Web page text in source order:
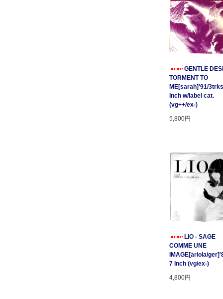
GENTLE
TORMENT TO
ME[sarah]'91/
Inch w/label cat.
(vg++/ex-)
5,800円
LIO - SAGE
COMME UNE
IMAGE[ariola/
7 Inch (vg/ex-)
4,800円